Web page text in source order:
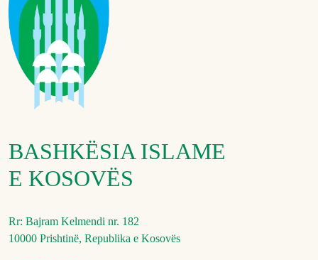
BASHKËSIA ISLAME
E KOSOVËS
Rr: Bajram Kelmendi nr. 182
10000 Prishtinë, Republika e Kosovës